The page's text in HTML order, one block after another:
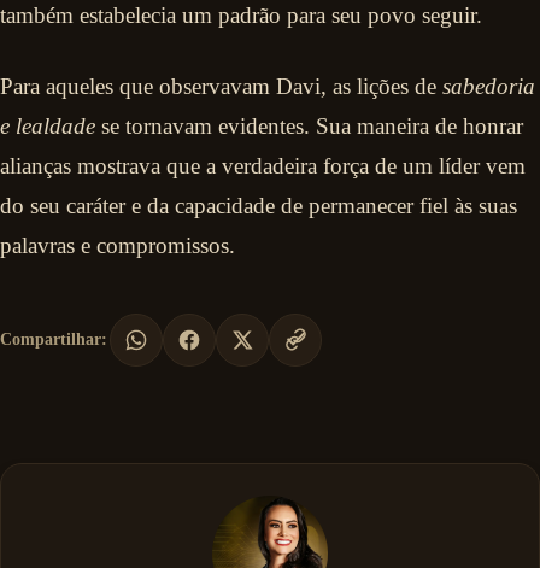
também estabelecia um padrão para seu povo seguir.
Para aqueles que observavam Davi, as lições de sabedoria
e lealdade se tornavam evidentes. Sua maneira de honrar
alianças mostrava que a verdadeira força de um líder vem
do seu caráter e da capacidade de permanecer fiel às suas
palavras e compromissos.
Compartilhar: